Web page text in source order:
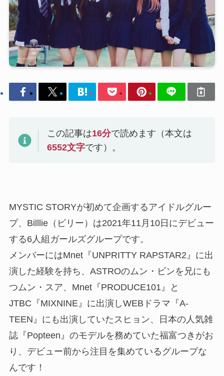
この記事は16分で読めます（本文は
6552文字です）。
MYSTIC STORYが初めて企画するアイドルグルー
プ、Billlie（ビリー）は2021年11月10日にデビュー
する6人組ガールズグループです。
メンバーにはMnet『UNPRITTY RAPSTAR2』に出
演した経験を持ち、ASTROのムン・ビンを兄にも
つムン・スア、Mnet『PRODUCE101』と
JTBC『MIXNINE』に出演しWEBドラマ『A-
TEEN』にも出演していたスヒョン、日本の人気雑
誌『Popteen』のモデルを務めていた福富つきがお
り、デビュー前から注目を集めているグループな
んです！